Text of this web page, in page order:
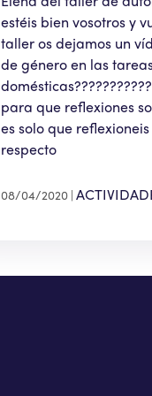
estéis bien vosotros y
taller os dejamos un
de género en las
para que reflexiones
es solo que
respecto
08/04/2020